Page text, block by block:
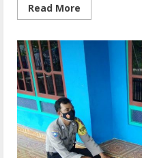
Read More
more
Kamtibmas,
Kapolsek
Murung
Ajak
Tokoh
Masyarakat
Dukung
Pilkada
2020
Damai
Dan
Sejuk